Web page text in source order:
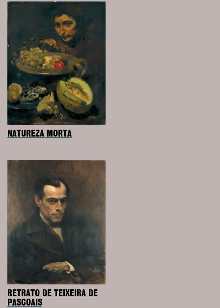
NATUREZA MORTA
RETRATO DE TEIXEIRA DE
PASCOAIS